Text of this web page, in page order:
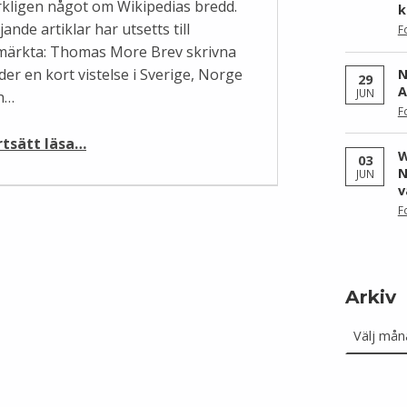
något om Wikipedias bredd.
artiklar har utsetts till
Thomas More Brev skrivna
en kort vistelse i Sverige, Norge
läsa…
29
JUN
03
JUN
Arkiv